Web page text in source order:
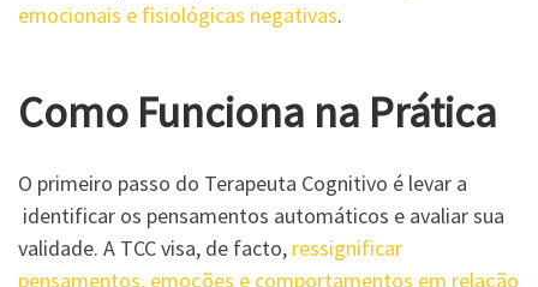
emocionais e fisiológicas negativas.
Como Funciona na Prática
O primeiro passo do Terapeuta Cognitivo é levar a
identificar os pensamentos automáticos e avaliar sua
validade. A TCC visa, de facto, ressignificar
pensamentos, emoções e comportamentos em relação